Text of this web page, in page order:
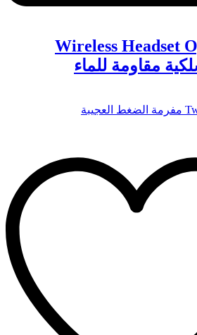
Wireless Headset
مقاومة للماء